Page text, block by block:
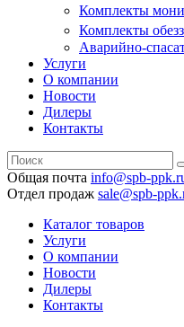
Комплекты
Комплекты
Аварийно-
Услуги
О компании
Новости
Дилеры
Контакты
Общая почта info@spb-
Отдел продаж sale@spb-
Каталог товаров
Услуги
О компании
Новости
Дилеры
Контакты